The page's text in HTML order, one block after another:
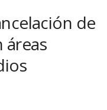
de
áreas